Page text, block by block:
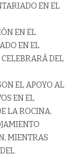
EN EL
EN EL
EN EL
DEL
EL APOYO AL
EN EL
LA ROCINA.
MIENTRAS